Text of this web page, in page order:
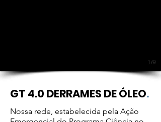
1/9
GT 4.0 DERRAMES DE ÓLEO.
Nossa rede, estabelecida pela Ação